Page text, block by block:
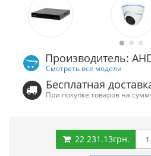
Производитель:
Смотреть все модели
Бесплатная
При покупке товаров на
22 231.13грн.